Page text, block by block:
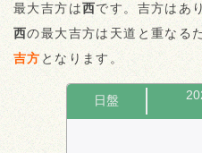
最大吉方は西です。吉方はあ
西の最大吉方は天道と重なる
吉方 となります。
日盤